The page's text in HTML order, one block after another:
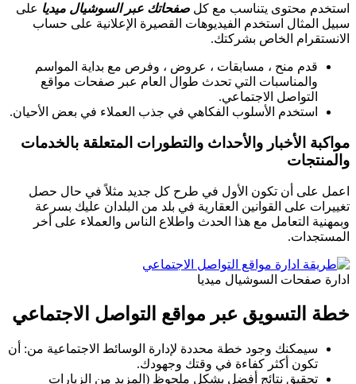
استخدم محتوى يتناسب مع كل صفحاتك عبر السوشيال ميديا على
سبيل المثال استخدم الفيديوهات القصيرة الإعلانية على حساب
الانستقرام الخاص بشركتك.
قدم منح ، مسابقات ، عروض ، وفرص مع بداية المواسم
والمناسبات التي تحدث طوال العام عبر صفحات مواقع
التواصل الاجتماعي.
استخدم الأسلوب الفكاهي في جذب العملاء في بعض الأحيان.
مواكبة الأخبار والأحداث والتطورات المتعلقة بالخدمات
والمنتجات
اعمل على أن تكون الأول في طرح كل جديد مثلاً في حال حصل
تغييرات على القوانين العقارية في بلد من البلدان عليك بسرعة
وبمهنية التعامل مع هذا الحدث واطلاع الناس والعملاء على أخر
المستجدات.
ادارة صفحات السوشيال ميديا
خطة التسويق عبر مواقع التواصل الاجتماعي
سيمكنك وجود خطة محددة لإدارة الوسائط الاجتماعية من: أن
تكون أكثر كفاءة في وقتك وجهودك.
تحقيق نتائج أفضل بشكل ملحوظ (المزيد من الزيارات